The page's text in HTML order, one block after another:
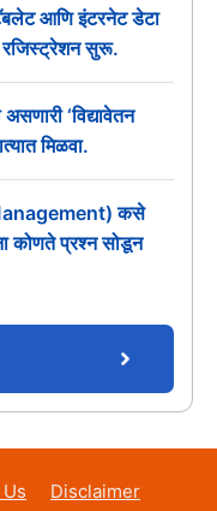
आणि इंटरनेट डेटा
रजिस्ट्रेशन सुरू.
असणारी ‘विद्यावेतन
मिळवा.
Management) कसे
कोणते प्रश्न सोडून
Disclaimer